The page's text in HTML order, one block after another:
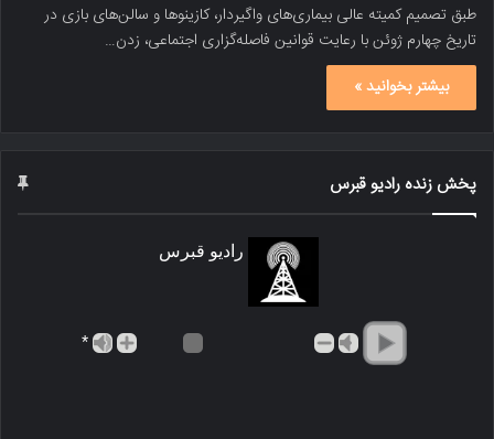
طبق تصمیم کمیته عالی بیماری‌های واگیردار، کازینوها و سالن‌های بازی در
تاریخ چهارم ژوئن با رعایت قوانین فاصله‌گزاری اجتماعی، زدن…
بیشتر بخوانید »
پخش زنده رادیو قبرس
رادیو قبرس
*